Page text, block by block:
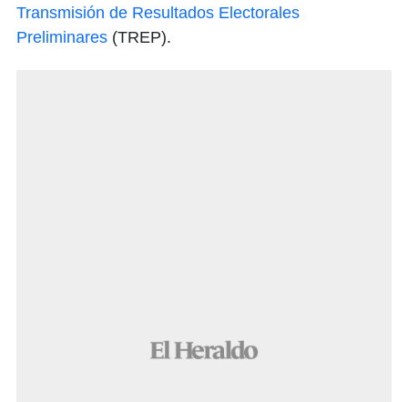
Transmisión de Resultados Electorales
Preliminares (TREP).